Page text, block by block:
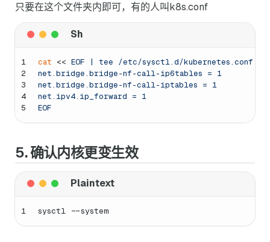
只要在这个文件夹内即可，有的人叫k8s.conf
1
2
3
4
5
cat << EOF | tee /etc/sysctl.d/kubernetes.conf
net.bridge.bridge-nf-call-ip6tables = 1
net.bridge.bridge-nf-call-iptables = 1
net.ipv4.ip_forward = 1
EOF
5. 确认内核更变生效
1 sysctl --system